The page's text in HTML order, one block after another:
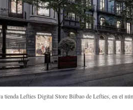
tienda Lefties Digital Store Bilbao de Lefties, en el